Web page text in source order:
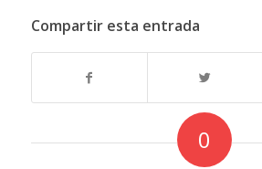
Compartir esta entrada
0